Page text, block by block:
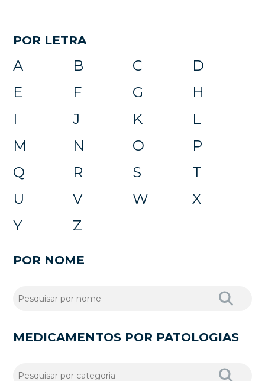
POR LETRA
A B C
D
E
F G
H
I
J K
L
M
N O
P
Q
R S
T
U
V W
X
Y
Z
POR NOME
MEDICAMENTOS POR PATOLOGIAS